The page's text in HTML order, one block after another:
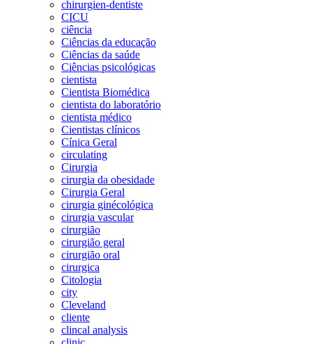
chirurgien-dentiste
CICU
ciência
Ciências da educação
Ciências da saúde
Ciências psicológicas
cientista
Cientista Biomédica
cientista do laboratório
cientista médico
Cientistas clínicos
Cínica Geral
circulating
Cirurgia
cirurgia da obesidade
Cirurgia Geral
cirurgia ginécológica
cirurgia vascular
cirurgião
cirurgião geral
cirurgião oral
cirurgica
Citologia
city
Cleveland
cliente
clincal analysis